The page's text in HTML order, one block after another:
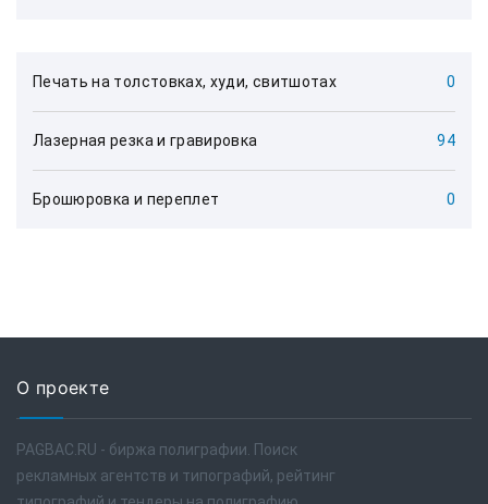
Печать на толстовках, худи, свитшотах 0
Лазерная резка и гравировка 94
Брошюровка и переплет 0
О проекте
PAGBAC.RU - биржа полиграфии. Поиск
рекламных агентств и типографий, рейтинг